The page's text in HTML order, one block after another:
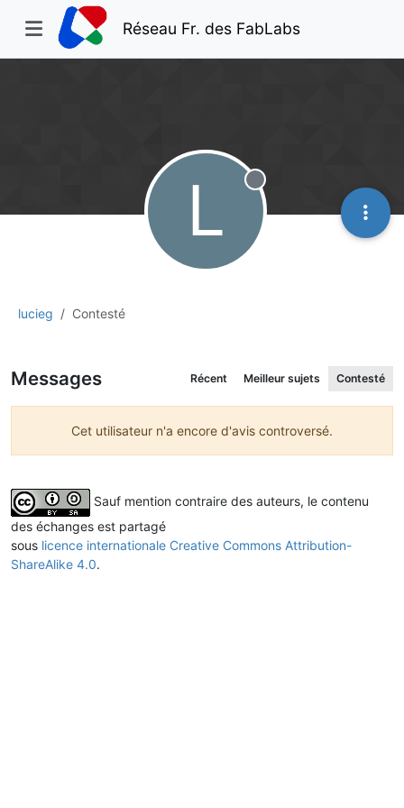
Réseau Fr. des FabLabs
lucieg Contesté
L Hors-ligne
Messages Récent Meilleur sujets Contesté
Cet utilisateur n'a encore d'avis controversé.
Sauf mention contraire des auteurs, le contenu
des échanges est partagé
sous licence internationale Creative Commons Attribution-
ShareAlike 4.0.